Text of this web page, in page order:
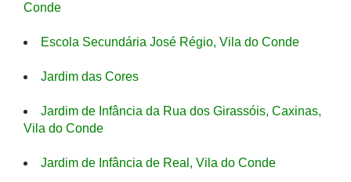
Conde
Escola Secundária José Régio, Vila do Conde
Jardim das Cores
Jardim de Infância da Rua dos Girassóis, Caxinas,
Vila do Conde
Jardim de Infância de Real, Vila do Conde